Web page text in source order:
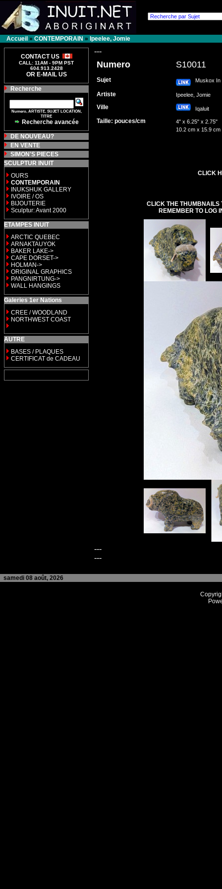
Accueil » CONTEMPORAIN » Ipeelee, Jomie
CONTACT US
CALL: 11AM - 9PM PST
604.913.2428
OR E-MAIL US
Recherche
Numero, ARTISTE, SUJET LOCATION,
TITRE
Recherche avancée
DE NOUVEAU?
EN VENTE
SIMON'S PIECES
SCULPTUR INUIT
OURS
CONTEMPORAIN
INUKSHUK GALLERY
IVOIRE / OS
BIJOUTERIE
Sculptur: Avant 2000
ETAMPES INUIT
ARCTIC QUEBEC
ARNAKTAUYOK
BAKER LAKE->
CAPE DORSET->
HOLMAN->
ORIGINAL GRAPHICS
PANGNIRTUNG->
WALL HANGINGS
Galeries 1er Nations
CREE / WOODLAND
NORTHWEST COAST
AUTRE
BASES / PLAQUES
CERTIFICAT de CADEAU
---
Numero S10011
Sujet Muskox In
Artiste Ipeelee, Jomie
Ville Iqaluit
Taille: pouces/cm
4" x 6.25" x 2.75"
10.2 cm x 15.9 cm
CLICK
CLICK THE THUMBNAILS
REMEMBER TO LOG
---
---
samedi 08 août, 2026